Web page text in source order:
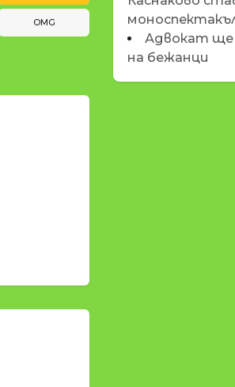
OMG
Адвокат ще
на бежанци